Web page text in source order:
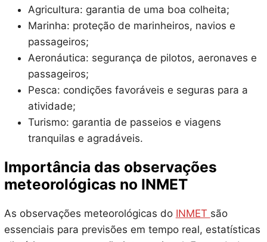
Agricultura: garantia de uma boa colheita;
Marinha: proteção de marinheiros, navios e
passageiros;
Aeronáutica: segurança de pilotos, aeronaves e
passageiros;
Pesca: condições favoráveis e seguras para a
atividade;
Turismo: garantia de passeios e viagens
tranquilas e agradáveis.
Importância das observações
meteorológicas no INMET
As observações meteorológicas do INMET são
essenciais para previsões em tempo real, estatísticas